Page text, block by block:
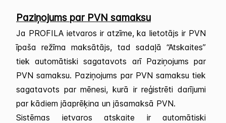
Paziņojums par PVN samaksu
Ja PROFILA ietvaros ir atzīme, ka lietotājs ir PVN
īpaša režīma maksātājs, tad sadaļā “Atskaites”
tiek automātiski sagatavots arī Paziņojums par
PVN samaksu. Paziņojums par PVN samaksu tiek
sagatavots par mēnesi, kurā ir reģistrēti darījumi
par kādiem jāaprēķina un jāsamaksā PVN.
Sistēmas ietvaros atskaite ir automātiski